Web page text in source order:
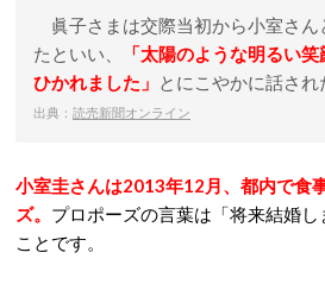
眞子さまは交際当初から小室さん
たといい、
「太陽のような明るい
ひかれました」 とにこやかに話され
出典： 読売新聞オンライン
小室圭さんは2013年12月、都内で食
ズ。 プロポーズの言葉は「将来結婚し
ことです。